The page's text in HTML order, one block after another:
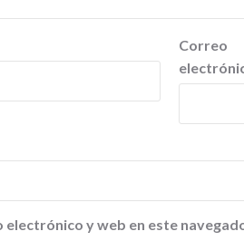
Correo
y web en este